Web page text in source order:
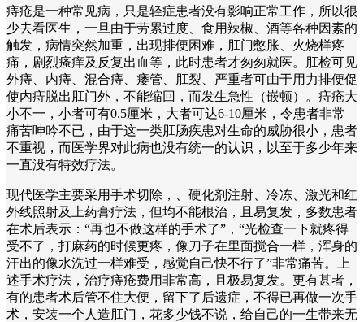
痔疮是一种常见病，只是轻症患者没有影响正常工作，所以很
少去看医生，一旦由于劳累过度、食用辣椒、酒等各种因素的
触发，病情突然加重，出现排便困难，肛门憋胀、火烧样疼
痛，剧烈瘙痒及反复出血等，此时患者才匆匆就医。肛检可见
外痔、内痔、混合痔、瘘管、肛裂、严重者可由于用力排便促
使内痔脱出肛门外，不能缩回，而发生急性（嵌顿）。痔疮大
小不一，小者可有0.5厘米，大者可达6-10厘米，令患者非常
痛苦呻吟不已，由于这一类肛肠疾患对生命的威胁很小，患者
不重视，而医学界对此病也没有统一的认识，以至于多少年来
一直没有特效疗法。
现代医学主要采用手术切除，、硬化剂注射、冷冻、激光和红
外线照射及上药膏疗法，但均不能根治，且易复发，多数患者
在术后表示：“再也不做这样的手术了”，“光检查一下就疼得
受不了，打麻药的时候更疼，像刀子在里面搅合一样，浑身的
汗出的像水洗过一样难受，感觉自己快不行了”非常痛苦。上
述手术疗法，治疗痔疮费用非常高，且极易复发。更有甚者，
有的患者术后管不住大便，留下了后遗症，不得已再做一次手
术，安装一个人造肛门，花多少钱不说，给自己的一生带来无